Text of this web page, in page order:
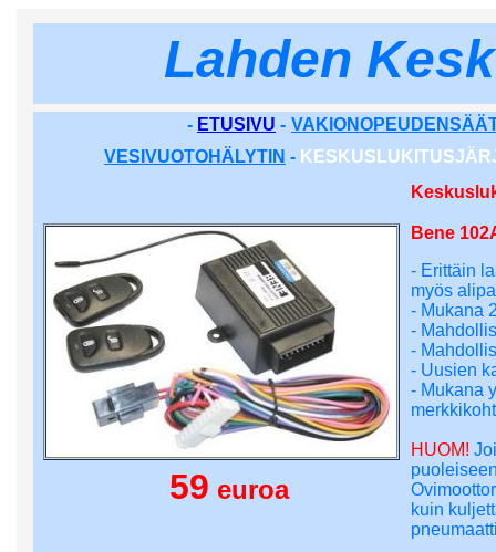
Lahden
- ETUSIVU -
VESIVUOTOHÄLYTIN -
Bene
- Erittäin
myös
- Mukana
-
-
- Uusien
- Mukana
HUOM!
kuin
59 euroa